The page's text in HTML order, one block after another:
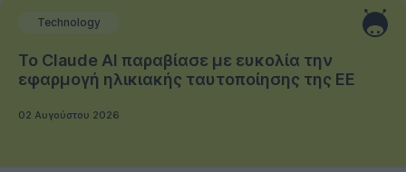
Technology
Το Claude AI παραβίασε με ευκολία την
εφαρμογή ηλικιακής ταυτοποίησης της ΕΕ
02 Αυγούστου 2026